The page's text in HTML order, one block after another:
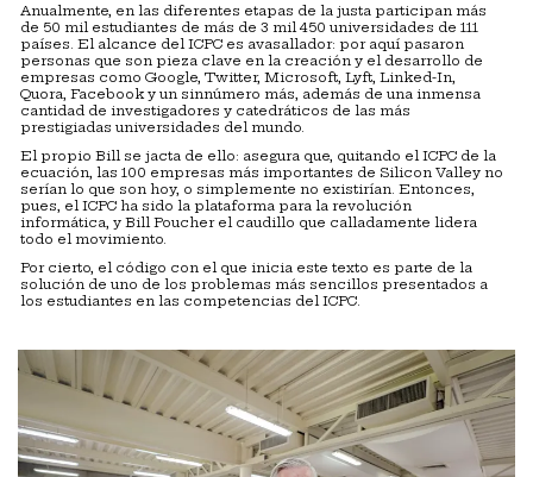
Anualmente, en las diferentes etapas de la justa participan más
de 50 mil estudiantes de más de 3 mil 450 universidades de 111
países. El alcance del ICPC es avasallador: por aquí pasaron
personas que son pieza clave en la creación y el desarrollo de
empresas como Google, Twitter, Microsoft, Lyft, Linked-In,
Quora, Facebook y un sinnúmero más, además de una inmensa
cantidad de investigadores y catedráticos de las más
prestigiadas universidades del mundo.
El propio Bill se jacta de ello: asegura que, quitando el ICPC de la
ecuación, las 100 empresas más importantes de Silicon Valley no
serían lo que son hoy, o simplemente no existirían. Entonces,
pues, el ICPC ha sido la plataforma para la revolución
informática, y Bill Poucher el caudillo que calladamente lidera
todo el movimiento.
Por cierto, el código con el que inicia este texto es parte de la
solución de uno de los problemas más sencillos presentados a
los estudiantes en las competencias del ICPC.